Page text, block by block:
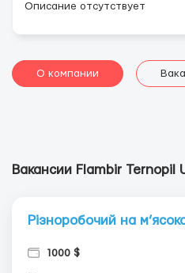
Описание отсутствует
О компании
Вакансии Flambir Ternopil
Різноробочий на
1000 $